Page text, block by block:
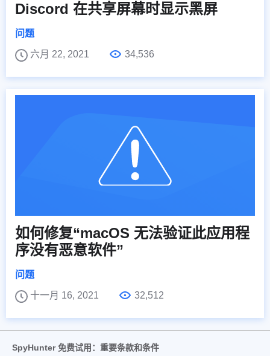
Discord 在共享屏幕时显示黑屏
问题
六月 22, 2021
34,536
如何修复“macOS 无法验证此应用程
序没有恶意软件”
问题
十一月 16, 2021
32,512
SpyHunter 免费试用：重要条款和条件